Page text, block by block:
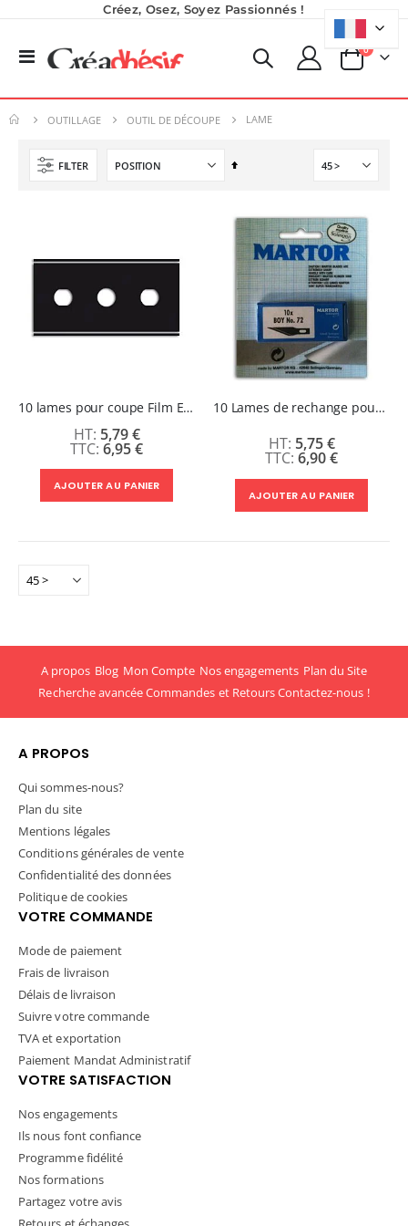
Créez, Osez, Soyez Passionnés !
Basculer
Panier
0produits
OUTILLAGE OUTIL DE DÉCOUPE LAME
FILTER
Par
10 lames pour coupe Film Ergonomique
6,95 €
5,79 €
AJOUTER AU PANIER
10 Lames de rechange pour Scalpel X-Acto
6,90 €
5,75 €
AJOUTER AU PANIER
9,50 €
À partir de
49,00 €
59,99 €
A propos Blog Mon Compte Nos engagements Plan du Site
Recherche avancéeCommandes et RetoursContactez-nous !
A PROPOS
Qui sommes-nous?
Plan du site
Mentions légales
Conditions générales de vente
Confidentialité des données
Politique de cookies
VOTRE COMMANDE
Mode de paiement
Frais de livraison
Délais de livraison
Suivre votre commande
TVA et exportation
Paiement Mandat Administratif
VOTRE SATISFACTION
Nos engagements
Ils nous font confiance
Programme fidélité
Nos formations
Partagez votre avis